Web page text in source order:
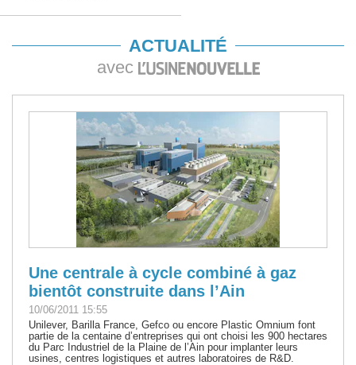
ACTUALITÉ
avec
Une centrale à cycle combiné à gaz
bientôt construite dans l’Ain
10/06/2011 15:55
Unilever, Barilla France, Gefco ou encore Plastic Omnium font
partie de la centaine d’entreprises qui ont choisi les 900 hectares
du Parc Industriel de la Plaine de l’Ain pour implanter leurs
usines, centres logistiques et autres laboratoires de R&D.